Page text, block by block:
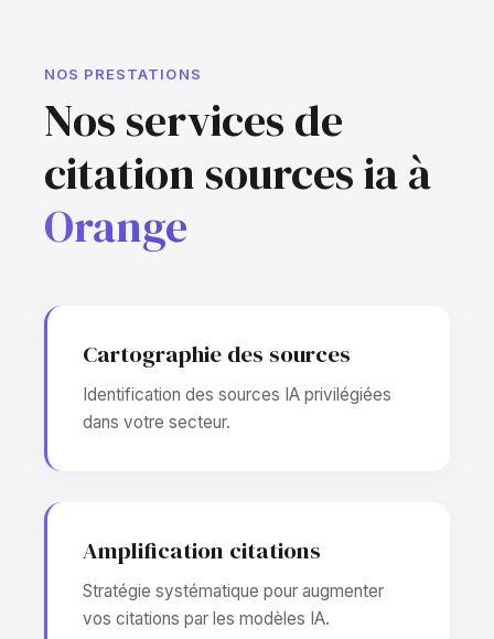
NOS PRESTATIONS
Nos services de
citation sources ia à
Orange
Cartographie des sources
Identification des sources IA privilégiées
dans votre secteur.
Amplification citations
Stratégie systématique pour augmenter
vos citations par les modèles IA.